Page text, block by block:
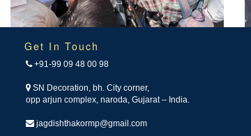
Get In Touch
+91-99 09 48 00 98
SN Decoration, bh. City corner,
opp arjun complex, naroda, Gujarat – India.
jagdishthakormp@gmail.com